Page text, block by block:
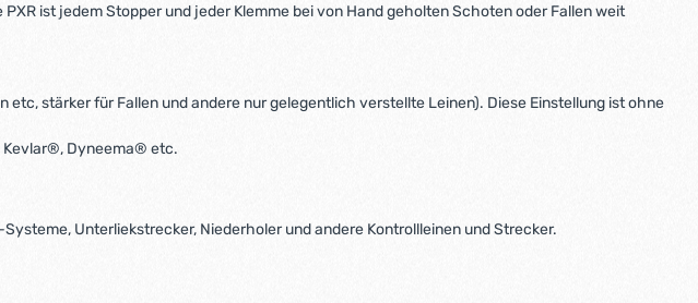
ist jedem Stopper und jeder Klemme bei von Hand geholten Schoten oder Fallen weit
stärker für Fallen und andere nur gelegentlich verstellte Leinen). Diese Einstellung ist ohne
Kevlar®, Dyneema® etc.
Unterliekstrecker, Niederholer und andere Kontrollleinen und Strecker.